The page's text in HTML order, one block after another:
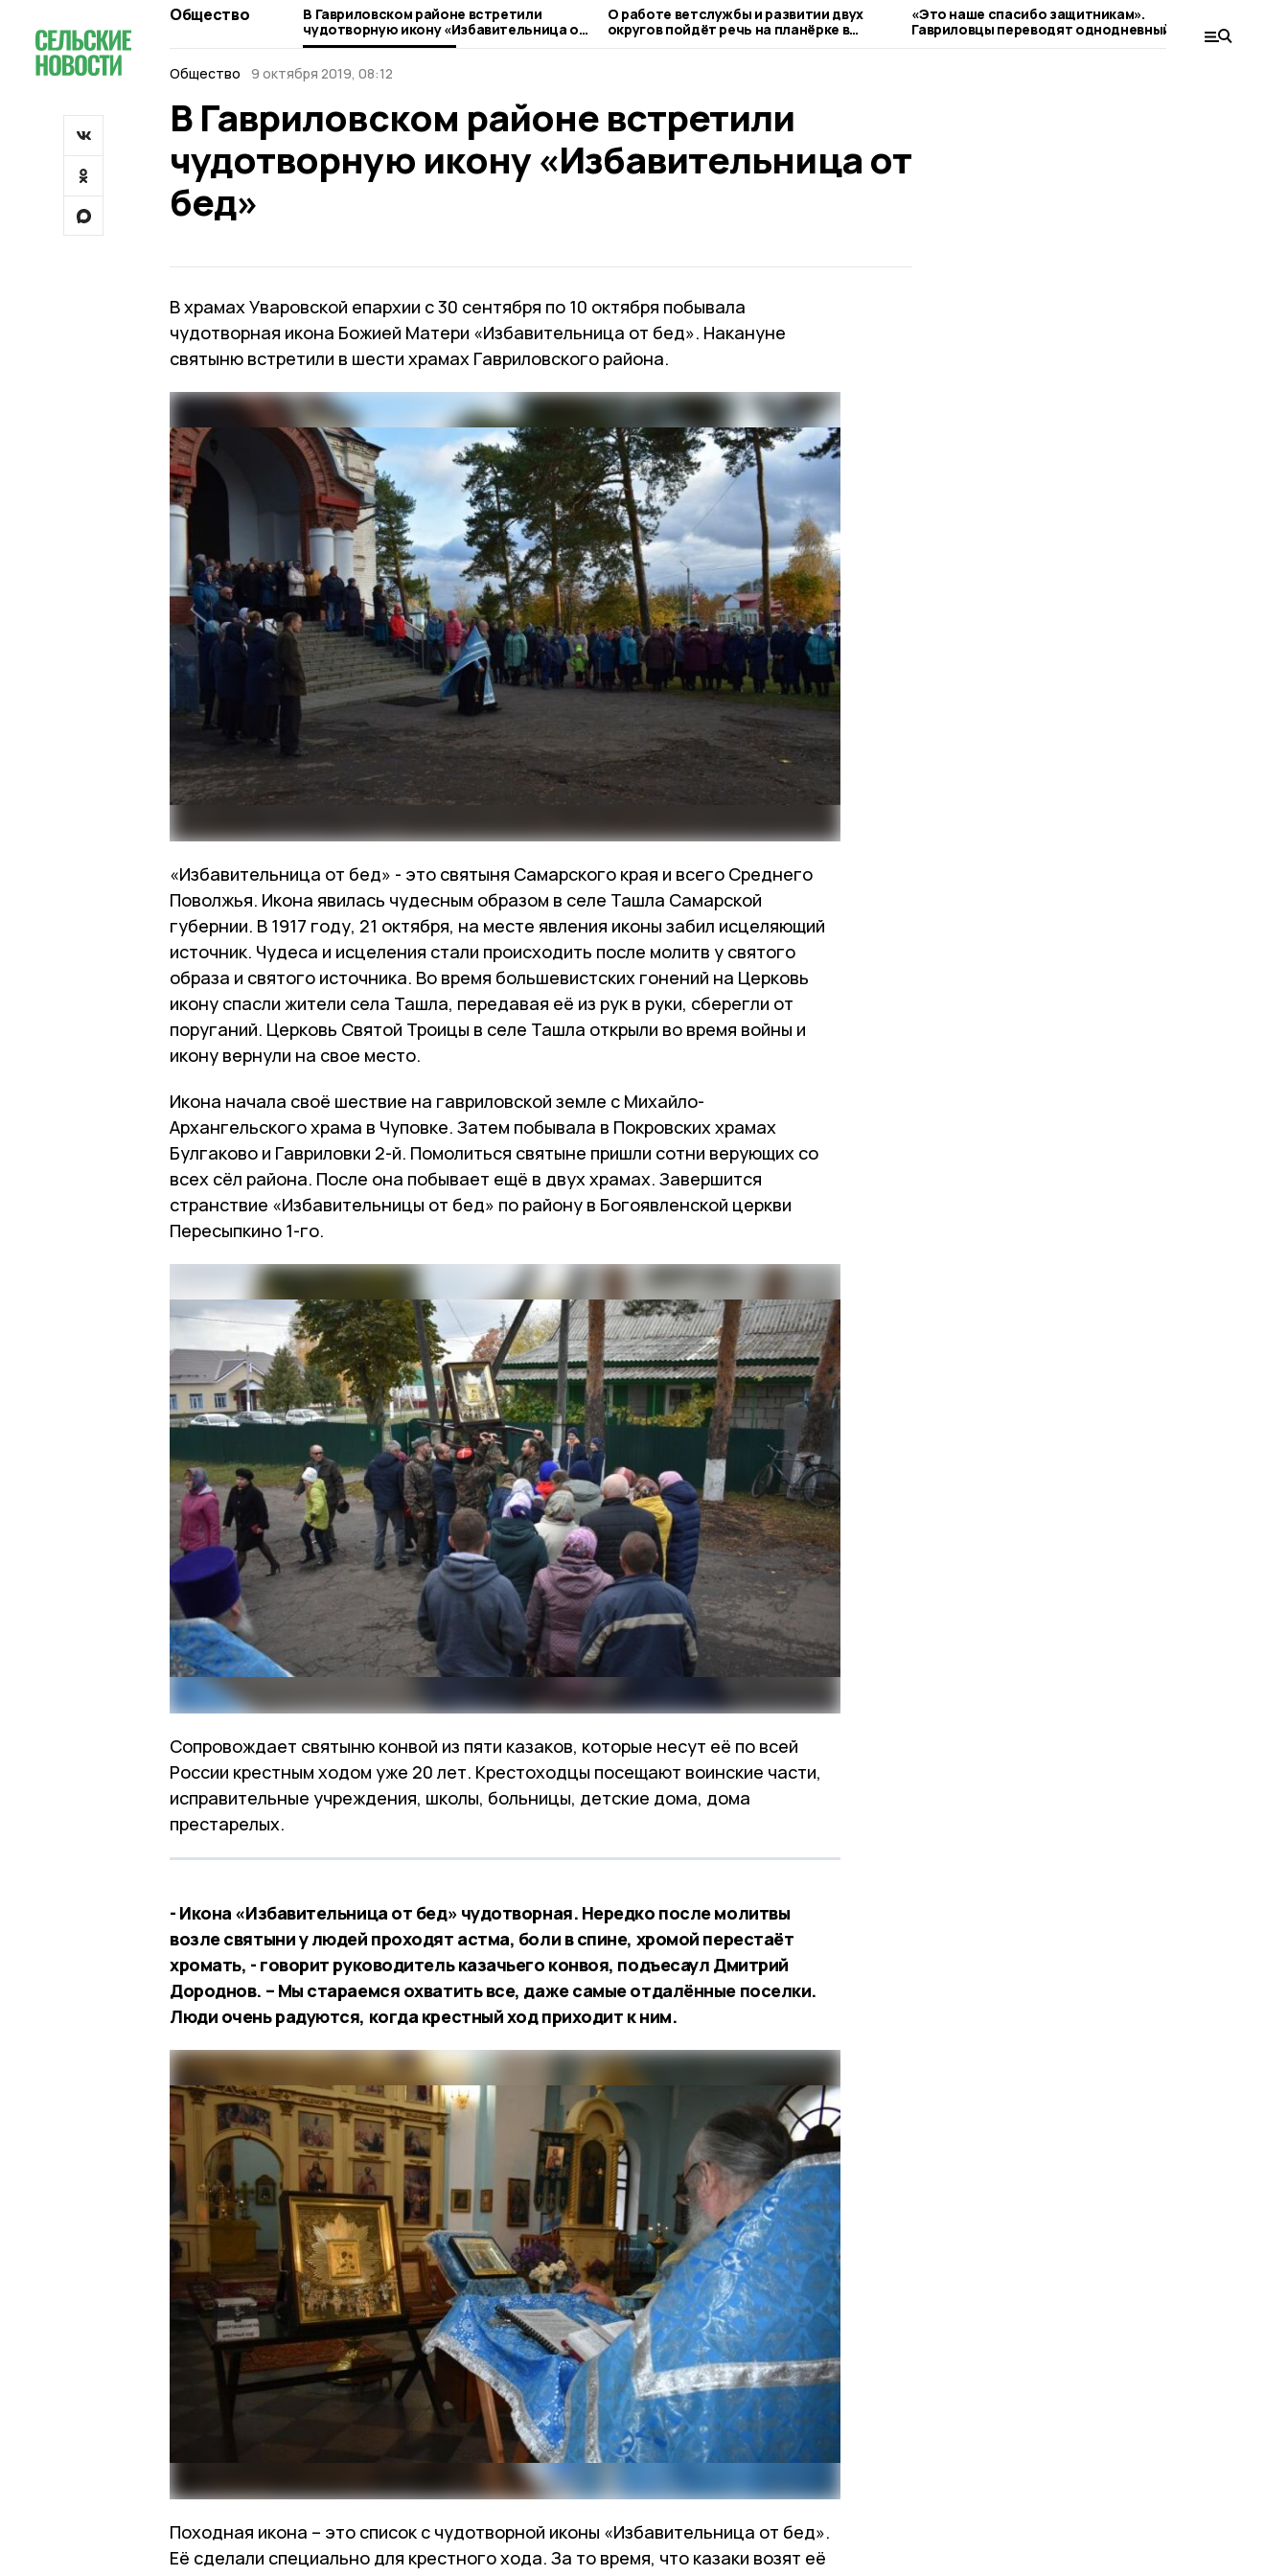
Общество
В Гавриловском районе встретили
чудотворную икону «Избавительница от
бед»
О работе ветслужбы и развитии двух
округов пойдёт речь на планёрке в
правительстве Тамбовской области
«Это наше спасибо защитникам».
Гавриловцы переводят однодневный
заработок в поддержку бойцов СВО
в фонде
Общество 9 октября 2019, 08:12
В Гавриловском районе встретили
чудотворную икону «Избавительница от
бед»
В храмах Уваровской епархии с 30 сентября по 10 октября побывала
чудотворная икона Божией Матери «Избавительница от бед». Накануне
святыню встретили в шести храмах Гавриловского района.
«Избавительница от бед» - это святыня Самарского края и всего Среднего
Поволжья. Икона явилась чудесным образом в селе Ташла Самарской
губернии. В 1917 году, 21 октября, на месте явления иконы забил исцеляющий
источник. Чудеса и исцеления стали происходить после молитв у святого
образа и святого источника. Во время большевистских гонений на Церковь
икону спасли жители села Ташла, передавая её из рук в руки, сберегли от
поруганий. Церковь Святой Троицы в селе Ташла открыли во время войны и
икону вернули на свое место.
Икона начала своё шествие на гавриловской земле с Михайло-
Архангельского храма в Чуповке. Затем побывала в Покровских храмах
Булгаково и Гавриловки 2-й. Помолиться святыне пришли сотни верующих со
всех сёл района. После она побывает ещё в двух храмах. Завершится
странствие «Избавительницы от бед» по району в Богоявленской церкви
Пересыпкино 1-го.
Сопровождает святыню конвой из пяти казаков, которые несут её по всей
России крестным ходом уже 20 лет. Крестоходцы посещают воинские части,
исправительные учреждения, школы, больницы, детские дома, дома
престарелых.
- Икона «Избавительница от бед» чудотворная. Нередко после молитвы
возле святыни у людей проходят астма, боли в спине, хромой перестаёт
хромать, - говорит руководитель казачьего конвоя, подъесаул Дмитрий
Дороднов. – Мы стараемся охватить все, даже самые отдалённые поселки.
Люди очень радуются, когда крестный ход приходит к ним.
Походная икона – это список с чудотворной иконы «Избавительница от бед».
Её сделали специально для крестного хода. За то время, что казаки возят её